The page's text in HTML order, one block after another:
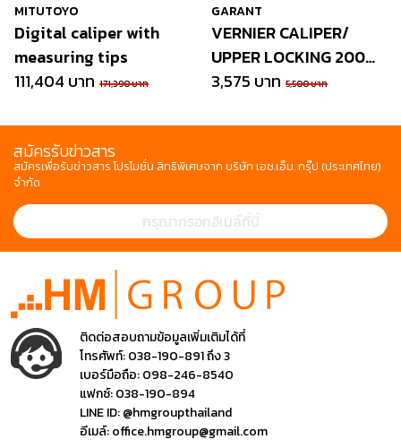
MITUTOYO
Digital caliper with
measuring tips
111,404 บาท 171,390 บาท
GARANT
VERNIER CALIPER/
UPPER LOCKING 200
mm
3,575 บาท 5,500 บาท
สมัครรับข่าวสาร
สมัครเพื่อรับข่าวสาร โปรโมชั่น สิทธิพิเศษจาก บริษัท เอช.เอ็ม. กรุ๊ป (ประเทศไทย)
จำกัด
ติดต่อสอบถามข้อมูลเพิ่มเติมได้ที่
โทรศัพท์:038-190-891 ถึง 3
เบอร์มือถือ:098-246-8540
แฟกซ์:038-190-894
LINE ID:@hmgroupthailand
อีเมล์:office.hmgroup@gmail.com